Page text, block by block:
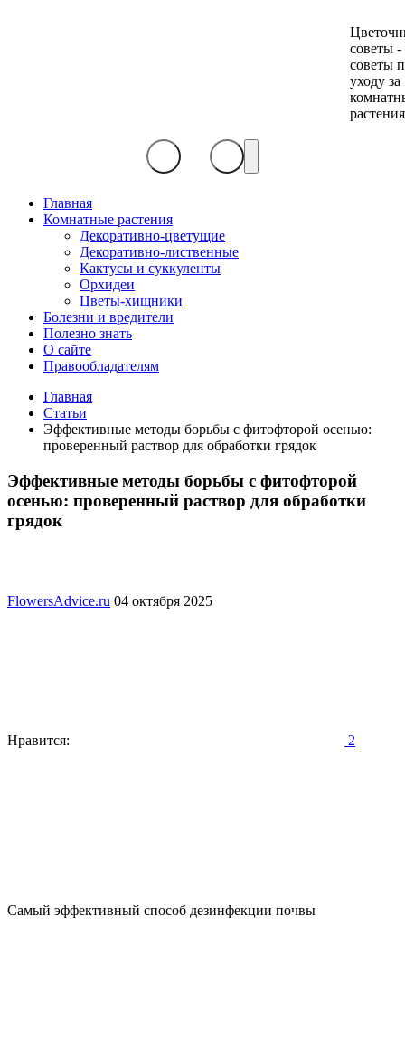
советы -
советы
уходу за
Главная
Комнатные растения
Декоративно-цветущие
Декоративно-лиственные
Кактусы и суккуленты
Орхидеи
Цветы-хищники
Болезни и вредители
Полезно знать
О сайте
Правообладателям
Главная
Статьи
Эффективные методы борьбы с фитофторой осенью:
проверенный раствор для обработки грядок
Эффективные методы борьбы с фитофторой
осенью: проверенный раствор для обработки
грядок
FlowersAdvice.ru 04 октября 2025
Нравится: 2
Самый эффективный способ дезинфекции почвы